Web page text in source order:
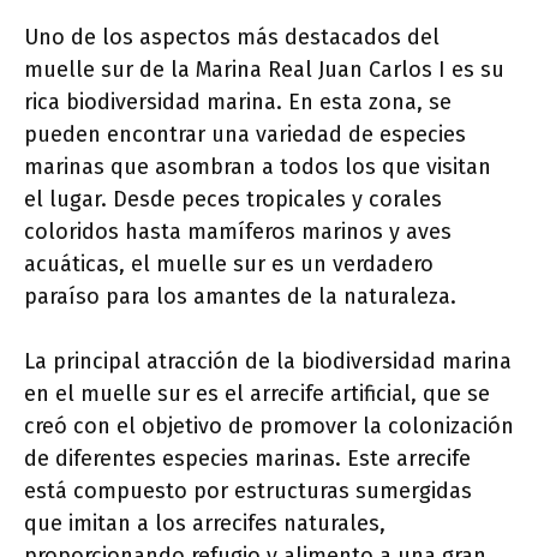
Uno de los aspectos más destacados del
muelle sur de la Marina Real Juan Carlos I es su
rica biodiversidad marina. En esta zona, se
pueden encontrar una variedad de especies
marinas que asombran a todos los que visitan
el lugar. Desde peces tropicales y corales
coloridos hasta mamíferos marinos y aves
acuáticas, el muelle sur es un verdadero
paraíso para los amantes de la naturaleza.
La principal atracción de la biodiversidad marina
en el muelle sur es el arrecife artificial, que se
creó con el objetivo de promover la colonización
de diferentes especies marinas. Este arrecife
está compuesto por estructuras sumergidas
que imitan a los arrecifes naturales,